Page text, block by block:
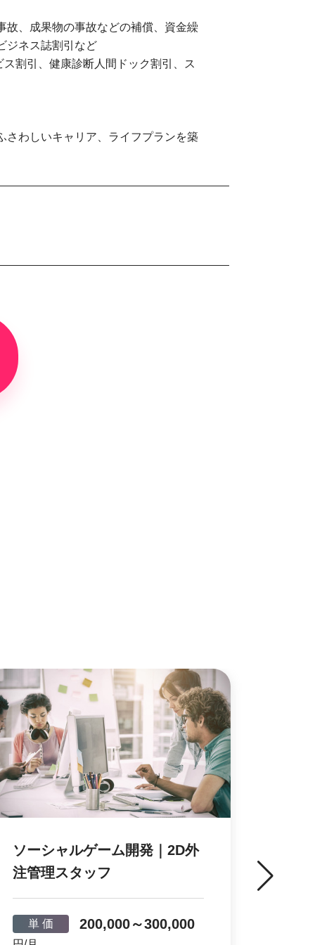
故、成果物の事故などの補償、資金繰
ジネス誌割引など
割引、健康診断人間ドック割引、ス
さわしいキャリア、ライフプランを築
ソーシャルゲーム開発｜2D外
注管理スタッフ
単 価 200,000～300,000